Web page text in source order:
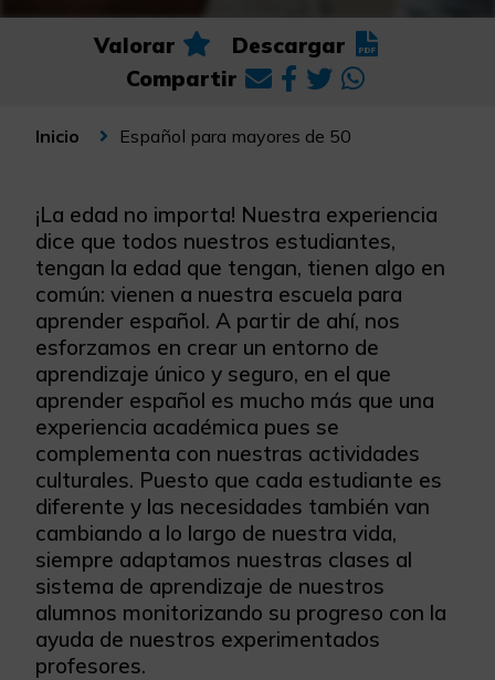
Valorar
Descargar
Compartir
Inicio Español para mayores de 50
¡La edad no importa! Nuestra experiencia
dice que todos nuestros estudiantes,
tengan la edad que tengan, tienen algo en
común: vienen a nuestra escuela para
aprender español. A partir de ahí, nos
esforzamos en crear un entorno de
aprendizaje único y seguro, en el que
aprender español es mucho más que una
experiencia académica pues se
complementa con nuestras actividades
culturales. Puesto que cada estudiante es
diferente y las necesidades también van
cambiando a lo largo de nuestra vida,
siempre adaptamos nuestras clases al
sistema de aprendizaje de nuestros
alumnos monitorizando su progreso con la
ayuda de nuestros experimentados
profesores.